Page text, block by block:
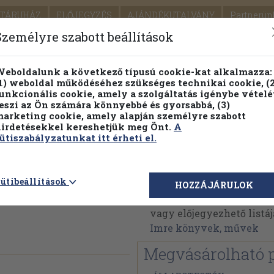
ELŐJEGYZÉS AJÁNDÉKUTALVÁNY
SEGÍTSÉG
PILLANATNYI ÁRAINK FENNTARTHATÓ
Részletes kereső Témaköri fa
Dr. Molnár Imre
Dr. Molnár Imre
vagy előjegyezhető
Imre könyvek, művek
Megvásárolható
szabott beállítások
a következő típusú cookie-kat alkalmazza:
weboldal működéséhez szükséges technikai cookie,
cookie, amely a szolgáltatás igénybe
az Ön számára könnyebbé és gyorsabbá, (3)
cookie, amely alapján személyre szabott
kereshetjük meg Önt. A
itt érheti el.
HOZZÁJÁRULOK